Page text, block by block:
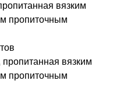
вязким
пропиточным
вязким
пропиточным